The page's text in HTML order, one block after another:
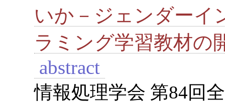
いか－ジェンダーイ
ラミング学習教材の
abstract
情報処理学会 第84回